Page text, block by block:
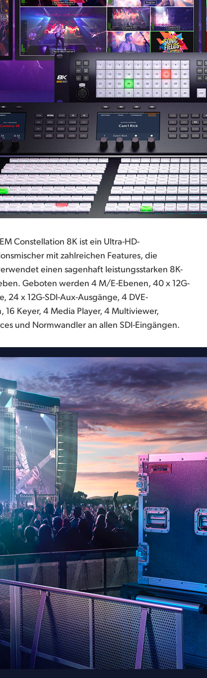
Constellation 8K ist ein Ultra-HD-
mit zahlreichen Features, die
einen sagenhaft leistungsstarken 8K-
Geboten werden 4 M/E-Ebenen, 40 x 12G-
24 x 12G-SDI-Aux-Ausgänge, 4 DVE-
16 Keyer, 4 Media Player, 4 Multiviewer,
und Normwandler an allen SDI-Eingängen.
in den 8K-Modus ergeben all diese Features
8K-Mischer. Er bietet Ihnen sogar integriertes
einen professionellen Fairlight Audiomixer mit
EQ und Dynamiksteuerung. Zusätzlich können
ATEM Software Control Anwendung oder
fantastischen physischen ATEM Advanced